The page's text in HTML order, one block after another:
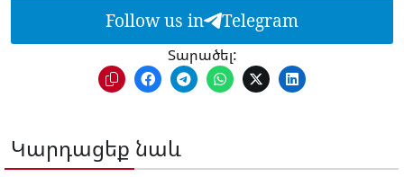
Follow us in Telegram
Տարածել:
Կարդացեք նաև